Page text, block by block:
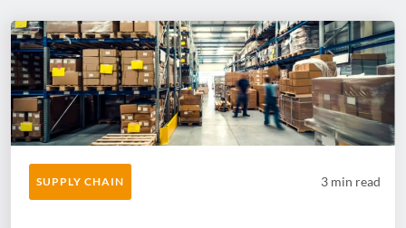
SUPPLY CHAIN 3 min read